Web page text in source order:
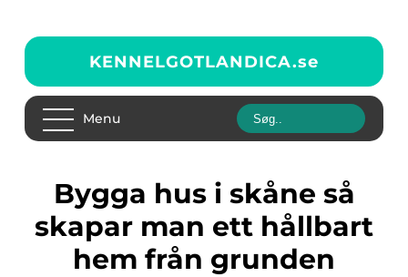
KENNELGOTLANDICA.se
Menu
Bygga hus i skåne så
skapar man ett hållbart
hem från grunden